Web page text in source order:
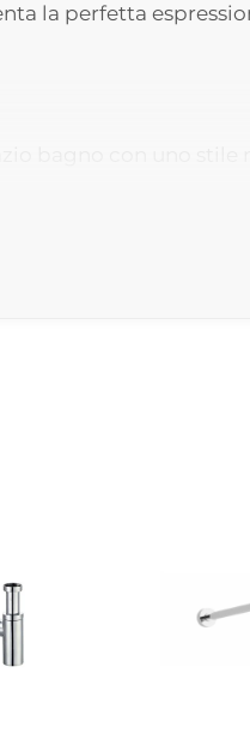
la perfetta
per docce
comfort e praticità
eleganti